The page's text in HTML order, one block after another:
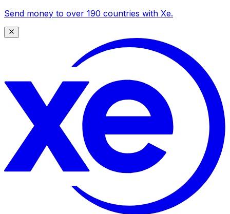
Send money to over 190 countries with Xe.